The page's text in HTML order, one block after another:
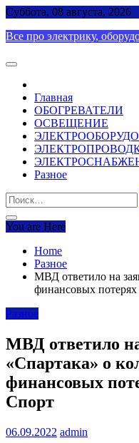
Skip
content
Суббота, 08 августа, 2026
Все про электрику,
Главная
ОБОГРЕВАТЕЛИ
ОСВЕЩЕНИЕ
Разное
Найти:
You are Here
Home
Разное
МВД ответило на
финансовых
Разное
МВД ответило
«Спартака» о
финансовых
Спорт
06.09.2022 admin